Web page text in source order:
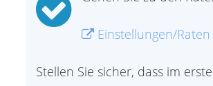
Einstellungen/Raten
Stellen Sie sicher, dass im